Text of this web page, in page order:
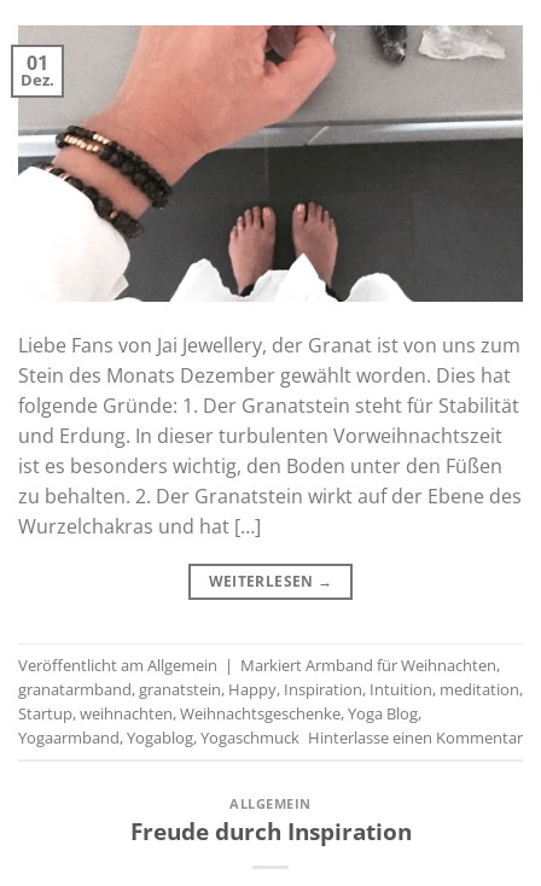
01
Dez.
Liebe Fans von Jai Jewellery, der Granat ist von uns zum
Stein des Monats Dezember gewählt worden. Dies hat
folgende Gründe: 1. Der Granatstein steht für Stabilität
und Erdung. In dieser turbulenten Vorweihnachtszeit
ist es besonders wichtig, den Boden unter den Füßen
zu behalten. 2. Der Granatstein wirkt auf der Ebene des
Wurzelchakras und hat […]
WEITERLESEN →
Veröffentlicht am Allgemein | MarkiertArmband für Weihnachten,
granatarmband,granatstein, Happy, Inspiration, Intuition, meditation,
Startup,weihnachten,Weihnachtsgeschenke,Yoga Blog,
Yogaarmband,Yogablog,Yogaschmuck Hinterlasse einen Kommentar
ALLGEMEIN
Freude durch Inspiration